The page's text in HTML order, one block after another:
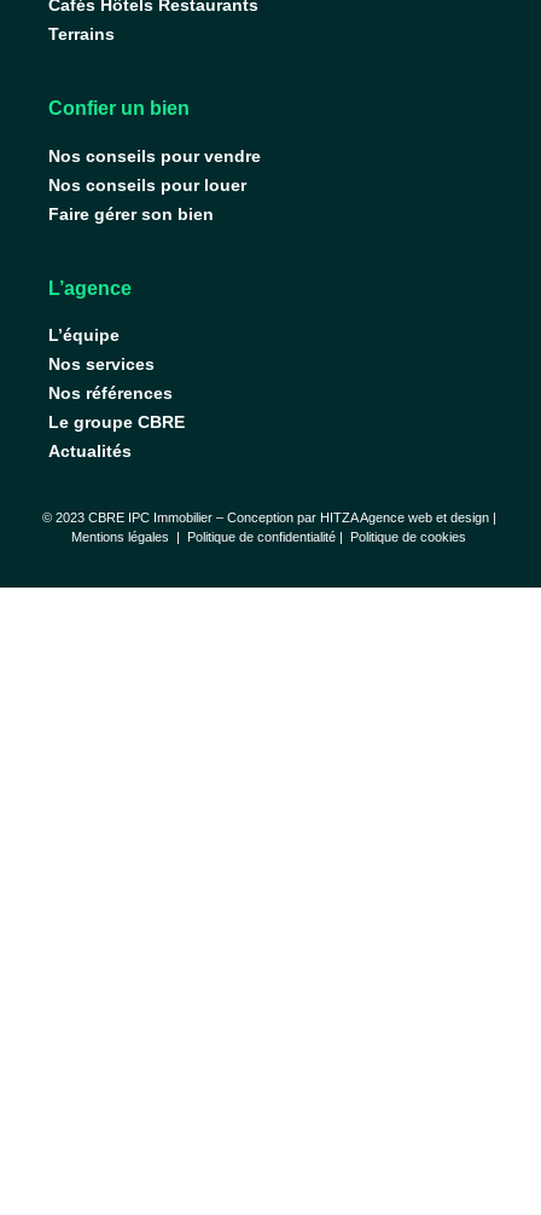
Cafés Hôtels Restaurants
Terrains
Confier un bien
Nos conseils pour vendre
Nos conseils pour louer
Faire gérer son bien
L’agence
L’équipe
Nos services
Nos références
Le groupe CBRE
Actualités
© 2023 CBRE IPC Immobilier – Conception par HITZA Agence web et design|
Mentions légales | Politique de confidentialité | Politique de cookies